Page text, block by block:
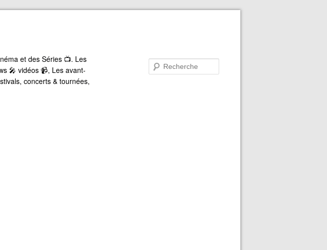
et des Séries 📺. Les
🎤 vidéos 📹, Les avant-
concerts & tournées,